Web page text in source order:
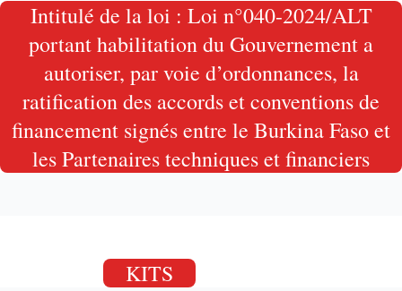
Intitulé de la loi : Loi n°040-2024/ALT
portant habilitation du Gouvernement a
autoriser, par voie d’ordonnances, la
ratification des accords et conventions de
financement signés entre le Burkina Faso et
les Partenaires techniques et financiers
KITS